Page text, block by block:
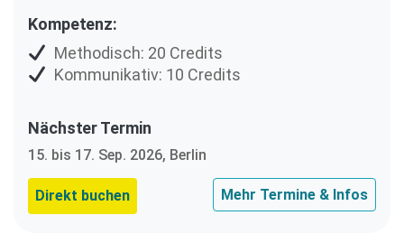
Kompetenz:
Methodisch: 20 Credits
Kommunikativ: 10 Credits
Nächster Termin
15. bis 17. Sep. 2026, Berlin
Direkt buchen Mehr Termine & Infos